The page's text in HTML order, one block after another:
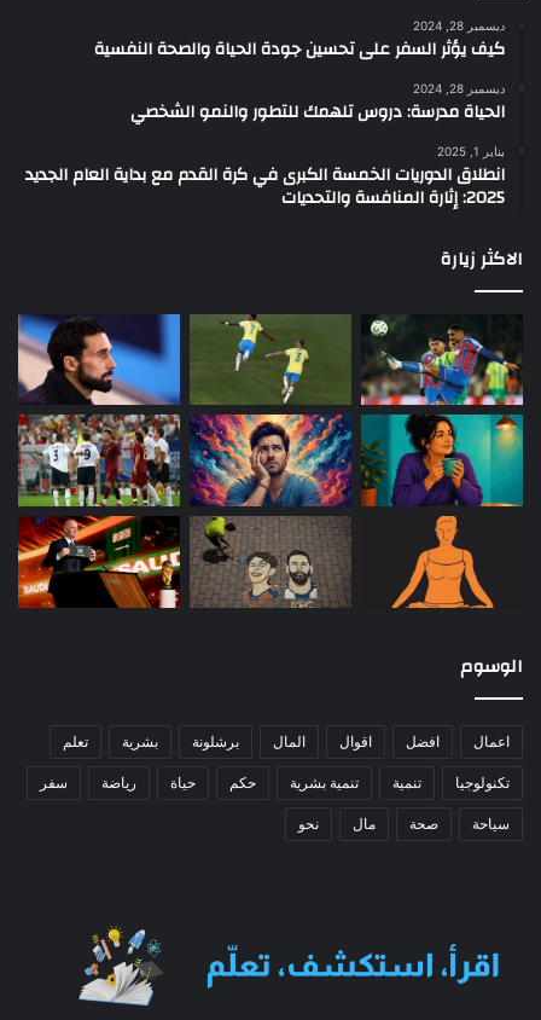
ديسمبر 28, 2024
كيف يؤثر السفر على تحسين جودة الحياة والصحة النفسية
ديسمبر 28, 2024
الحياة مدرسة: دروس تلهمك للتطور والنمو الشخصي
يناير 1, 2025
انطلاق الدوريات الخمسة الكبرى في كرة القدم مع بداية العام الجديد
2025: إثارة المنافسة والتحديات
الاكثر زيارة
الوسوم
اعمال افضل اقوال المال برشلونة بشرية تعلم
تكنولوجيا تنمية تنمية بشرية حكم حياة رياضة سفر
سياحة صحة مال نحو